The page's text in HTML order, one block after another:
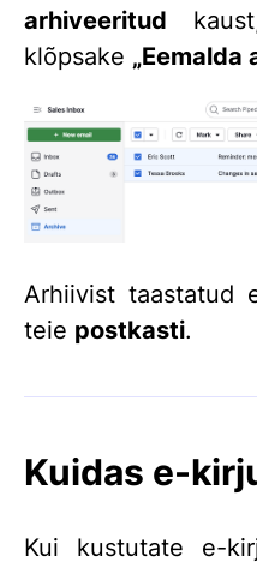
arhiveeritud
klõpsake „Eemalda
Arhiivist taastatud
teie postkasti.
Kuidas e-
Kui kustutate e-